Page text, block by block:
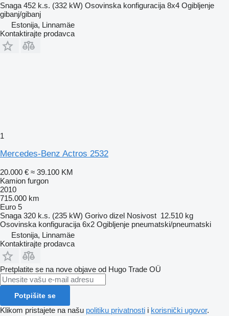
Snaga 452 k.s. (332 kW) Osovinska konfiguracija 8x4 Ogibljenje
gibanj/gibanj
Estonija, Linnamäe
Kontaktirajte prodavca
1
Mercedes-Benz Actros 2532
20.000 € ≈ 39.100 KM
Kamion furgon
2010
715.000 km
Euro 5
Snaga 320 k.s. (235 kW) Gorivo dizel Nosivost 12.510 kg
Osovinska konfiguracija 6x2 Ogibljenje pneumatski/pneumatski
Estonija, Linnamäe
Kontaktirajte prodavca
Pretplatite se na nove objave od Hugo Trade OÜ
Potpišite se
Klikom pristajete na našu politiku privatnosti i korisnički ugovor.